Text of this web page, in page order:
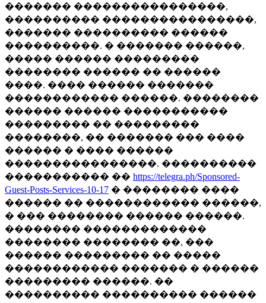
������� ����������������,
���������� ����������������,
������� ���������� ������
����������. � ������� ������,
����� ������ ���������
�������� ������ �� ������
����. ���� ������ �������
������������ ������. ��������
������ ������ �����������
��������� �� ���������
��������, �� ������� ��� ����
������ � ���� ������
����������������. ����������
����������� �� https://telegra.ph/Sponsored-
Guest-Posts-Services-10-17 � �������� ����
������ �� ������������ ������,
� ��� �������� ������ ������.
�������� �������������
�������� �������� ��, ���
������ ��������� �� �����
������������ ������� � ������
��������� ������. ��
���������� ���������� ������